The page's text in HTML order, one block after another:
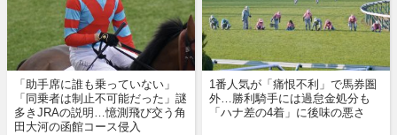
「助手席に誰も乗っていない」
「同乗者は制止不可能だった」謎
多きJRAの説明…憶測飛び交う角
田大河の函館コース侵入
1番人気が「痛恨不利」で馬券圏
外…勝利騎手には過怠金処分も
「ハナ差の4着」に後味の悪さ